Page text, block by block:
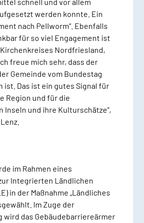
werden konnte. Ein
nach Pellworm“. Ebenfalls
für so viel Engagement ist
Nordfriesland,
freue mich sehr, dass der
Gemeinde vom Bundestag
ist. Das ist ein gutes Signal für
Region und für die
Inseln und ihre Kulturschätze“,
im Rahmen eines
Integrierten Ländlichen
in der Maßnahme „Ländliches
Im Zuge der
wird das Gebäudebarriereärmer